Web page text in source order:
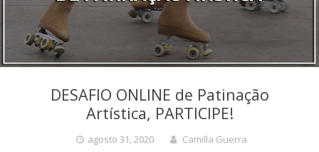
DESAFIO ONLINE de Patinação
Artística, PARTICIPE!
agosto 31, 2020 Camilla Guerra